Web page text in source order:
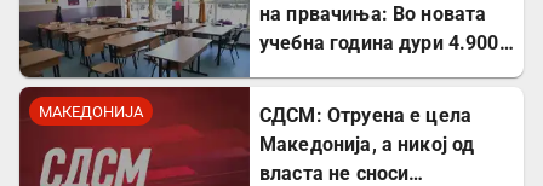
на првачиња: Во новата
учебна година дури 4.900
МАКЕДОНИЈА
СДСМ: Отруена е цела
Македонија, а никој од
власта не сноси